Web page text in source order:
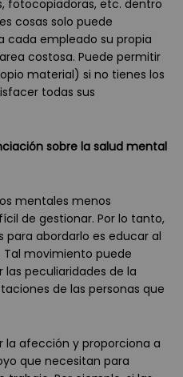
fotocopiadoras, etc. dentro
cosas solo puede
cada empleado su propia
costosa. Puede permitir
material) si no tienes los
todas sus
sobre la salud mental
mentales menos
de gestionar. Por lo tanto,
para abordarlo es educar al
Tal movimiento puede
peculiaridades de la
de las personas que
la afección y proporciona a
que necesitan para